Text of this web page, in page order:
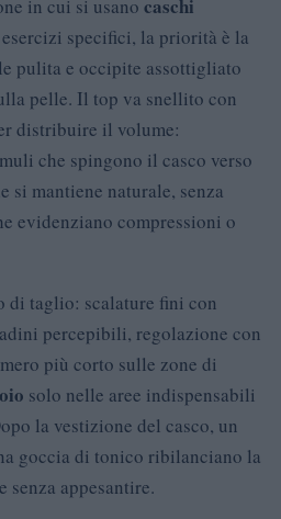
in cui si usano caschi
specifici, la priorità è la
pulita e occipite assottigliato
pelle. Il top va snellito con
distribuire il volume:
che spingono il casco verso
si mantiene naturale, senza
evidenziano compressioni o
taglio: scalature fini con
percepibili, regolazione con
più corto sulle zone di
solo nelle aree indispensabili
la vestizione del casco, un
goccia di tonico ribilanciano la
senza appesantire.